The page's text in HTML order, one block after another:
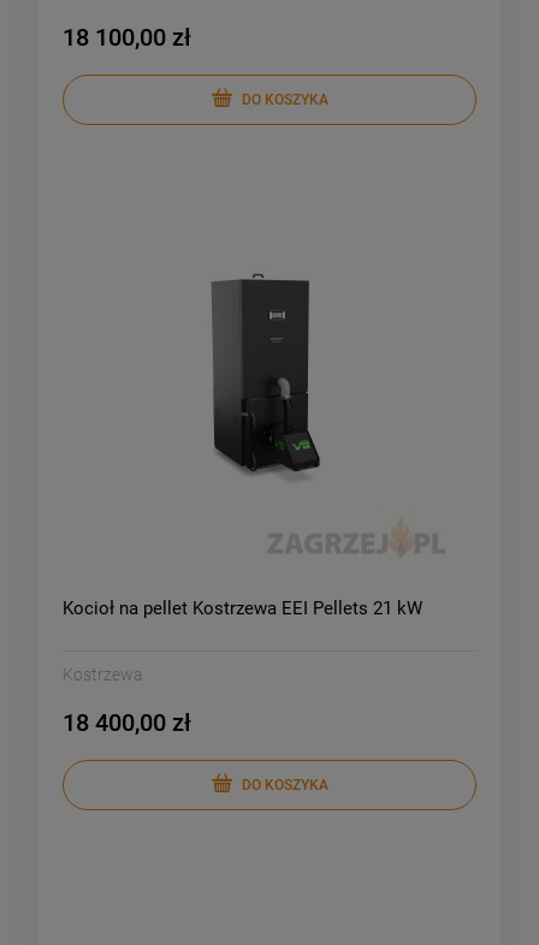
18 100,00 zł
DO KOSZYKA
Kocioł na pellet Kostrzewa EEI Pellets 21 kW
Kostrzewa
18 400,00 zł
DO KOSZYKA